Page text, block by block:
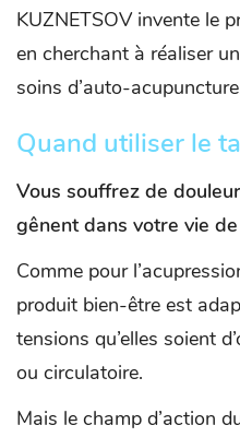
KUZNETSOV invente le
en cherchant à réaliser
soins d’auto-
Quand utiliser le
Vous souffrez de
gênent dans votre vie
Comme pour
produit bien-être est
tensions qu’elles soient
ou circulatoire.
Mais le champ d’action